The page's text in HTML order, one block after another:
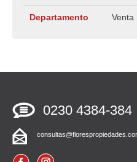
Departamento Venta
0230 4384-384